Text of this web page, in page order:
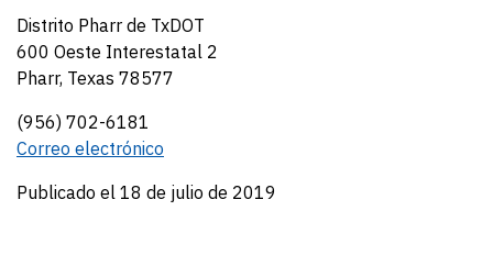
Distrito Pharr de TxDOT
600 Oeste Interestatal 2
Pharr, Texas 78577
(956) 702-6181
Correo electrónico
Publicado el 18 de julio de 2019